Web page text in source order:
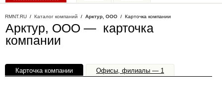
RMNT.RU / Каталог компаний / Арктур, ООО / Карточка компании
Арктур, ООО — карточка
компании
Карточка компании Офисы, филиалы — 1